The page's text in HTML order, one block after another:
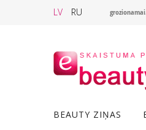
LV RU
BEAUTY ZIŅAS